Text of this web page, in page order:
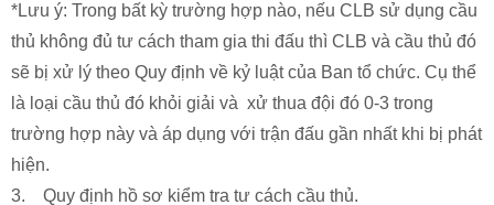
*Lưu ý: Trong bất kỳ trường hợp nào, nếu CLB sử dụng cầu
thủ không đủ tư cách tham gia thi đấu thì CLB và cầu thủ đó
sẽ bị xử lý theo Quy định về kỷ luật của Ban tổ chức. Cụ thể
là loại cầu thủ đó khỏi giải và xử thua đội đó 0-3 trong
trường hợp này và áp dụng với trận đấu gần nhất khi bị phát
hiện.
3. Quy định hồ sơ kiểm tra tư cách cầu thủ.